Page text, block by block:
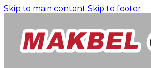
Skip to main content Skip to footer